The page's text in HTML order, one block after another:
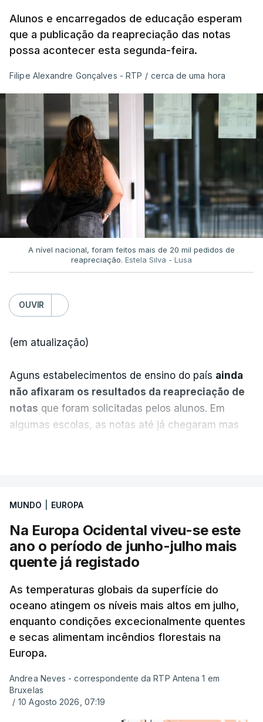
Alunos e encarregados de educação esperam
que a publicação da reapreciação das notas
possa acontecer esta segunda-feira.
Filipe Alexandre Gonçalves - RTP / cerca de uma hora
A nível nacional, foram feitos mais de 20 mil pedidos de
reapreciação. Estela Silva - Lusa
OUVIR
(em atualização)
Aguns estabelecimentos de ensino do país ainda
não afixaram os resultados da reapreciação de
notas que foram solicitadas pelos alunos. Em
algumas escolas, as notas até já chegaram mas
tinha chegado o resultado de
exames, mas ainda não tinham sido afixados.
Alguns encarregados de educação e alunos foram
até à escola para ver o resultado mas ainda não
tinha sido divulgado. Alguns pais apontam
incorreções e aguardam a atualização na
plataforma Inovar.
ERRO100
ERROR ON HTML5 MEDIA ELEMENT
MUNDO EUROPA
Na Europa Ocidental viveu-se este
ano o período de junho-julho mais
quente já registado
As temperaturas globais da superfície do
oceano atingem os níveis mais altos em julho,
enquanto condições excecionalmente quentes
e secas alimentam incêndios florestais na
Europa.
Andrea Neves - correspondente da RTP Antena 1 em
Bruxelas
/ 10 Agosto 2026, 07:19